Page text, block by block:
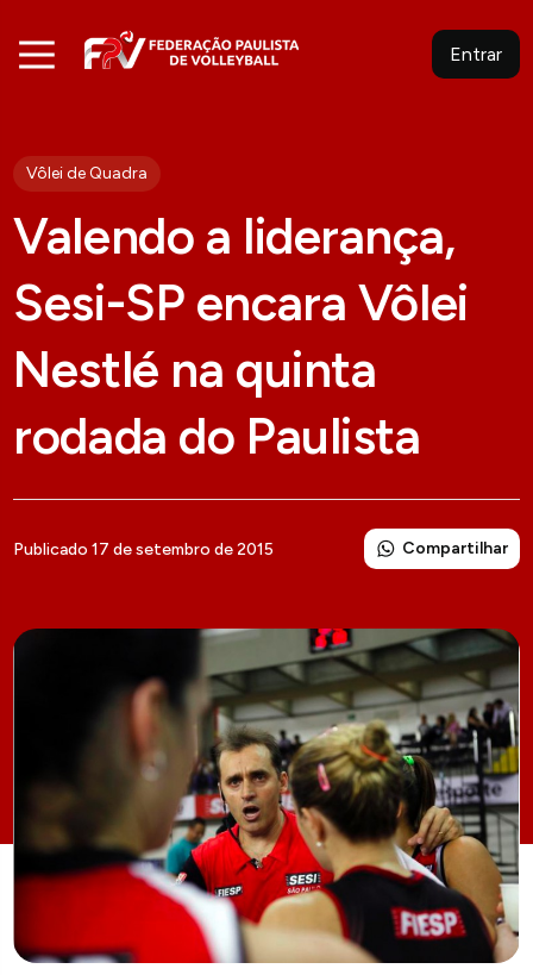
Entrar
Vôlei de Quadra
Valendo a liderança,
Sesi-SP encara Vôlei
Nestlé na quinta
rodada do Paulista
Publicado 17 de setembro de 2015 Compartilhar